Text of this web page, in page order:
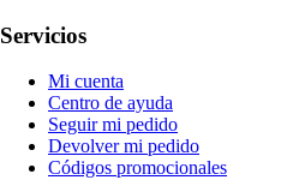
Servicios
Mi cuenta
Centro de ayuda
Seguir mi pedido
Devolver mi pedido
Códigos promocionales